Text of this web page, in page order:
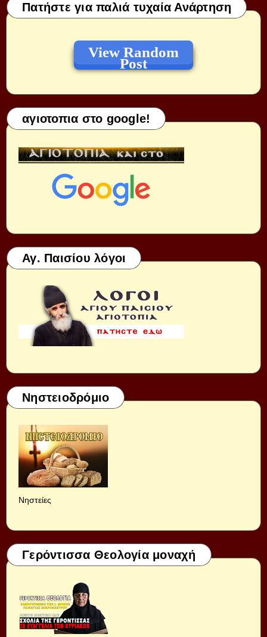
Πατήστε για παλιά τυχαία Ανάρτηση
View Random
Post
αγιοτοπια στο google!
Αγ. Παισίου λόγοι
Νηστειοδρόμιο
Νηστείες
Γερόντισσα Θεολογία μοναχή